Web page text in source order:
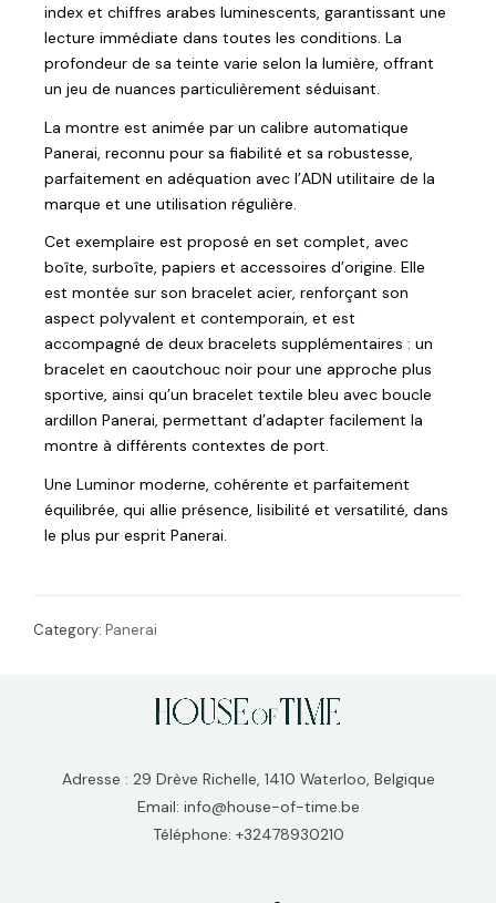
index et chiffres arabes luminescents, garantissant une
lecture immédiate dans toutes les conditions. La
profondeur de sa teinte varie selon la lumière, offrant
un jeu de nuances particulièrement séduisant.
La montre est animée par un calibre automatique
Panerai, reconnu pour sa fiabilité et sa robustesse,
parfaitement en adéquation avec l’ADN utilitaire de la
marque et une utilisation régulière.
Cet exemplaire est proposé en set complet, avec
boîte, surboîte, papiers et accessoires d’origine. Elle
est montée sur son bracelet acier, renforçant son
aspect polyvalent et contemporain, et est
accompagné de deux bracelets supplémentaires : un
bracelet en caoutchouc noir pour une approche plus
sportive, ainsi qu’un bracelet textile bleu avec boucle
ardillon Panerai, permettant d’adapter facilement la
montre à différents contextes de port.
Une Luminor moderne, cohérente et parfaitement
équilibrée, qui allie présence, lisibilité et versatilité, dans
le plus pur esprit Panerai.
Category: Panerai
Adresse : 29 Drève Richelle, 1410 Waterloo, Belgique
Email: info@house-of-time.be
Téléphone: +32478930210